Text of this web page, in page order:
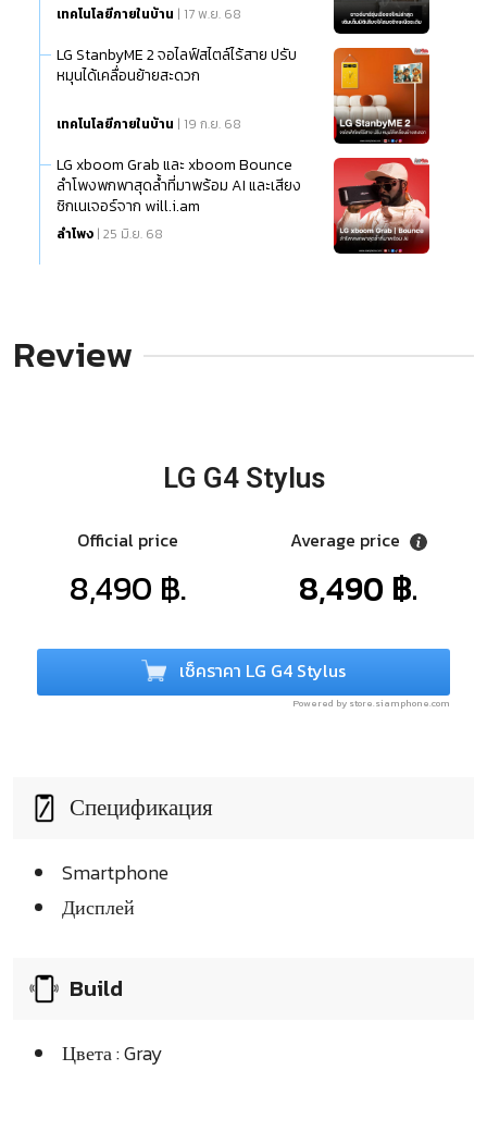
เทคโนโลยีภายในบ้าน | 17 พ.ย. 68
LG StanbyME 2 จอไลฟ์สไตล์ไร้สาย ปรับ
หมุนได้เคลื่อนย้ายสะดวก
เทคโนโลยีภายในบ้าน | 19 ก.ย. 68
LG xboom Grab และ xboom Bounce
ลำโพงพกพาสุดล้ำที่มาพร้อม AI และเสียง
ซิกเนเจอร์จาก will.i.am
ลำโพง | 25 มิ.ย. 68
Review
LG G4 Stylus
Official price
8,490 ฿.
Average price
8,490 ฿.
เช็คราคา LG G4 Stylus
Powered by store.siamphone.com
Спецификация
Smartphone
Дисплей
Build
Цвета : Gray